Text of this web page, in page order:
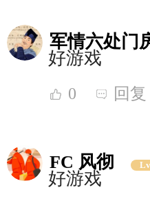
军情六处门
好游戏
0 回复
FC 风彻
好游戏